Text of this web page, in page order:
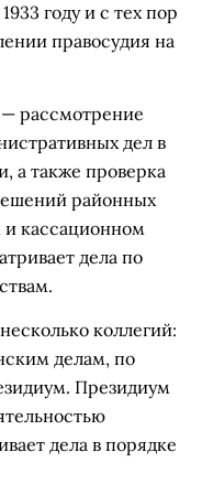
году и с тех пор
правосудия на
рассмотрение
дел в
а также проверка
районных
кассационном
дела по
коллегий:
делам, по
Президиум
дела в порядке